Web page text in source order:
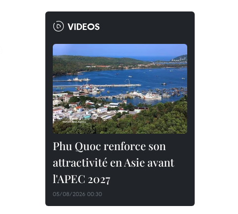
VIDEOS
Phu Quoc renforce son
attractivité en Asie avant
l'APEC 2027
05/08/2026 00:30